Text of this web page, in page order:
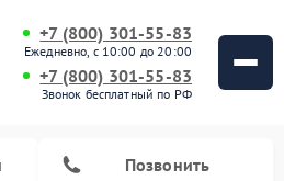
+7 (800) 301-55-83
Ежедневно, с 10:00 до 20:00
+7 (800) 301-55-83
Звонок бесплатный по РФ
Позвонить